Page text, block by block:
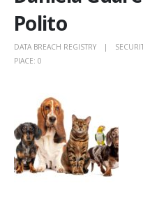
Polito
DATA BREACH REGISTRY
PIACE: 0